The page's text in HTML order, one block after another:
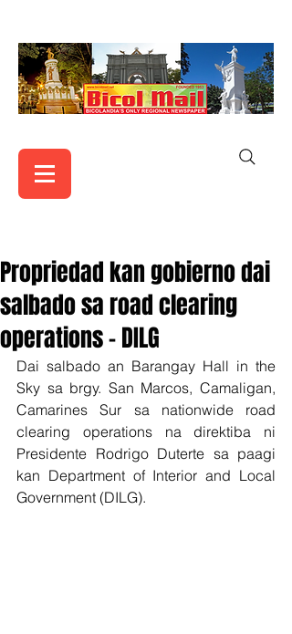
Propriedad kan gobierno dai
salbado sa road clearing
operations - DILG
Dai salbado an Barangay Hall in the
Sky sa brgy. San Marcos, Camaligan,
Camarines Sur sa nationwide road
clearing operations na direktiba ni
Presidente Rodrigo Duterte sa paagi
kan Department of Interior and Local
Government (DILG).